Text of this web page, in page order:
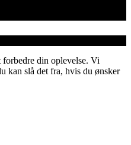
din oplevelse. Vi
kan slå det fra, hvis du ønsker